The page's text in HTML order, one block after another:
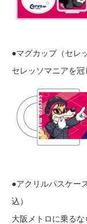
●マグカップ（セレ
セレッソマニアを冠
●アクリルパスケー
込）
大阪メトロに乗るな